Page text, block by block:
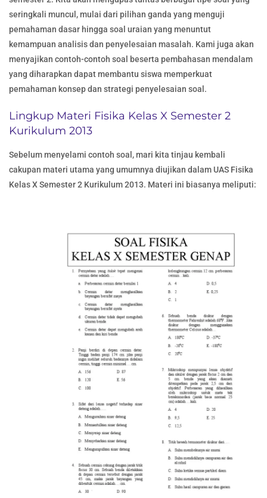
seringkali muncul, mulai dari pilihan ganda yang menguji
pemahaman dasar hingga soal uraian yang menuntut
kemampuan analisis dan penyelesaian masalah. Kami juga akan
menyajikan contoh-contoh soal beserta pembahasan mendalam
yang diharapkan dapat membantu siswa memperkuat
pemahaman konsep dan strategi penyelesaian soal.
Lingkup Materi Fisika Kelas X Semester 2
Kurikulum 2013
Sebelum menyelami contoh soal, mari kita tinjau kembali
cakupan materi utama yang umumnya diujikan dalam UAS Fisika
Kelas X Semester 2 Kurikulum 2013. Materi ini biasanya meliputi: